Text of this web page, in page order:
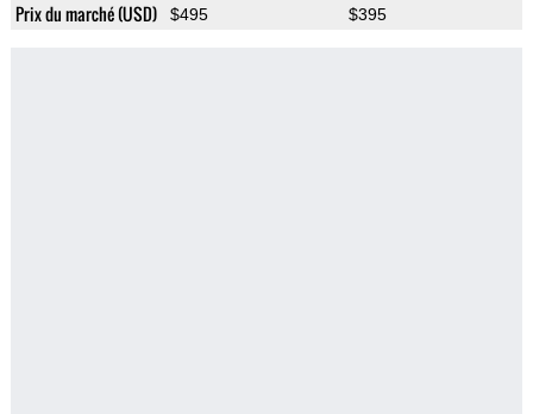
Prix du marché (USD) $495 $395